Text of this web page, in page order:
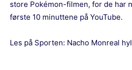
store Pokémon-filmen, for de har
første 10 minuttene på YouTube.
Les på Sporten: Nacho Monreal